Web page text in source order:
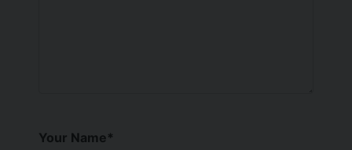
Your Name*